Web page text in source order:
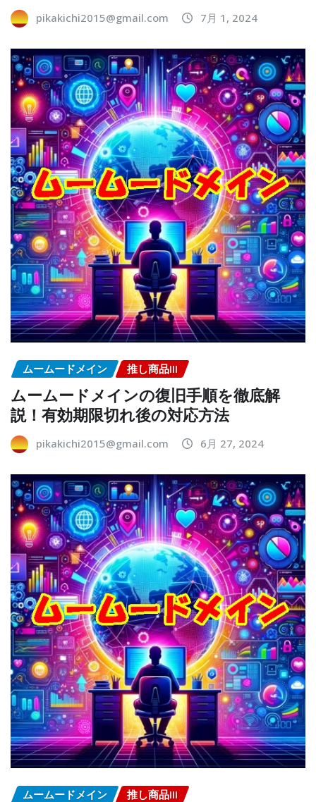
pikakichi2015@gmail.com 7月 1, 2024
ムームードメイン 推し商品III
ムームードメインの復旧手順を徹底解
説！有効期限切れ後の対応方法
pikakichi2015@gmail.com 6月 27, 2024
ムームードメイン 推し商品III